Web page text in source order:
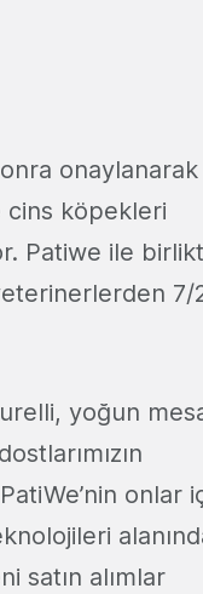
cins köpekleri
Patiwe ile
7/
yoğun
onlar
satın alımlar